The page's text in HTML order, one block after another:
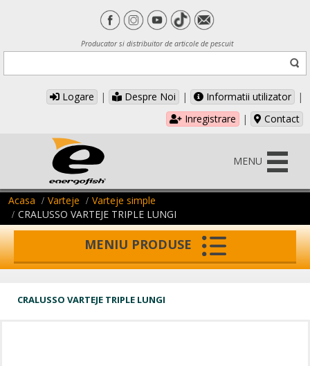
Producator si distribuitor de articole de pescuit
Logare | Despre Noi | Informatii utilizator
|
Inregistrare
| Contact
MENU
Acasa Varteje
Varteje simple
CRALUSSO VARTEJE TRIPLE LUNGI
MENIU PRODUSE
CRALUSSO VARTEJE TRIPLE LUNGI